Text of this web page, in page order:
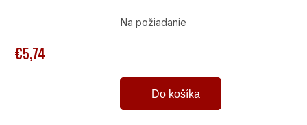
Na požiadanie
€5,74
Do košíka